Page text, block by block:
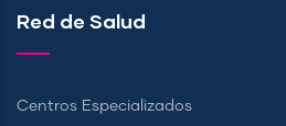
Red de Salud
Centros Especializados